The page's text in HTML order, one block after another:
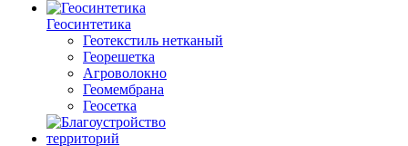
Геосинтетика
Геотекстиль нетканый
Георешетка
Агроволокно
Геомембрана
Геосетка